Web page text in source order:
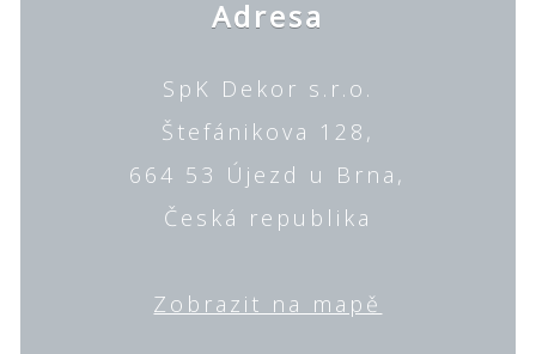
Adresa
SpK Dekor s.r.o.
Štefánikova 128,
664 53 Újezd u Brna,
Česká republika
Zobrazit na mapě